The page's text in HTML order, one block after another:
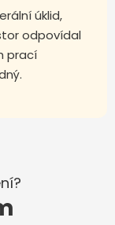
úklid,
odpovídal
prací